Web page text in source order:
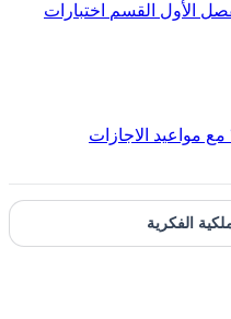
الأول القسم
اختبارات
التقويم الميلادي ٢٠٢٠ مع مواعيد الاجازات
الفكرية